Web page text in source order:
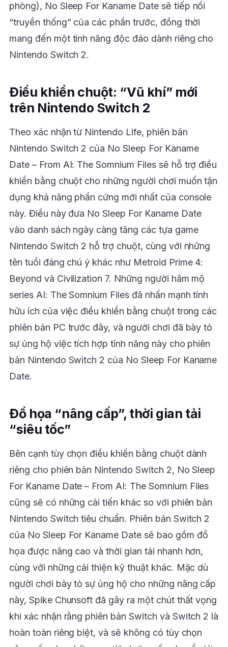
phòng), No Sleep For Kaname Date sẽ tiếp nối
“truyền thống” của các phần trước, đồng thời
mang đến một tính năng độc đáo dành riêng cho
Nintendo Switch 2.
Điều khiển chuột: “Vũ khí” mới
trên Nintendo Switch 2
Theo xác nhận từ Nintendo Life, phiên bản
Nintendo Switch 2 của No Sleep For Kaname
Date – From AI: The Somnium Files sẽ hỗ trợ điều
khiển bằng chuột cho những người chơi muốn tận
dụng khả năng phần cứng mới nhất của console
này. Điều này đưa No Sleep For Kaname Date
vào danh sách ngày càng tăng các tựa game
Nintendo Switch 2 hỗ trợ chuột, cùng với những
tên tuổi đáng chú ý khác như Metroid Prime 4:
Beyond và Civilization 7. Những người hâm mộ
series AI: The Somnium Files đã nhấn mạnh tính
hữu ích của việc điều khiển bằng chuột trong các
phiên bản PC trước đây, và người chơi đã bày tỏ
sự ủng hộ việc tích hợp tính năng này cho phiên
bản Nintendo Switch 2 của No Sleep For Kaname
Date.
Đồ họa “nâng cấp”, thời gian tải
“siêu tốc”
Bên cạnh tùy chọn điều khiển bằng chuột dành
riêng cho phiên bản Nintendo Switch 2, No Sleep
For Kaname Date – From AI: The Somnium Files
cũng sẽ có những cải tiến khác so với phiên bản
Nintendo Switch tiêu chuẩn. Phiên bản Switch 2
của No Sleep For Kaname Date sẽ bao gồm đồ
họa được nâng cao và thời gian tải nhanh hơn,
cùng với những cải thiện kỹ thuật khác. Mặc dù
người chơi bày tỏ sự ủng hộ cho những nâng cấp
này, Spike Chunsoft đã gây ra một chút thất vọng
khi xác nhận rằng phiên bản Switch và Switch 2 là
hoàn toàn riêng biệt, và sẽ không có tùy chọn